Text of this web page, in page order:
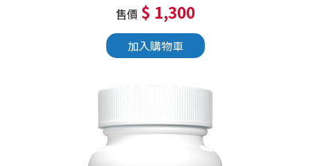
售價 $ 1,300
加入購物車